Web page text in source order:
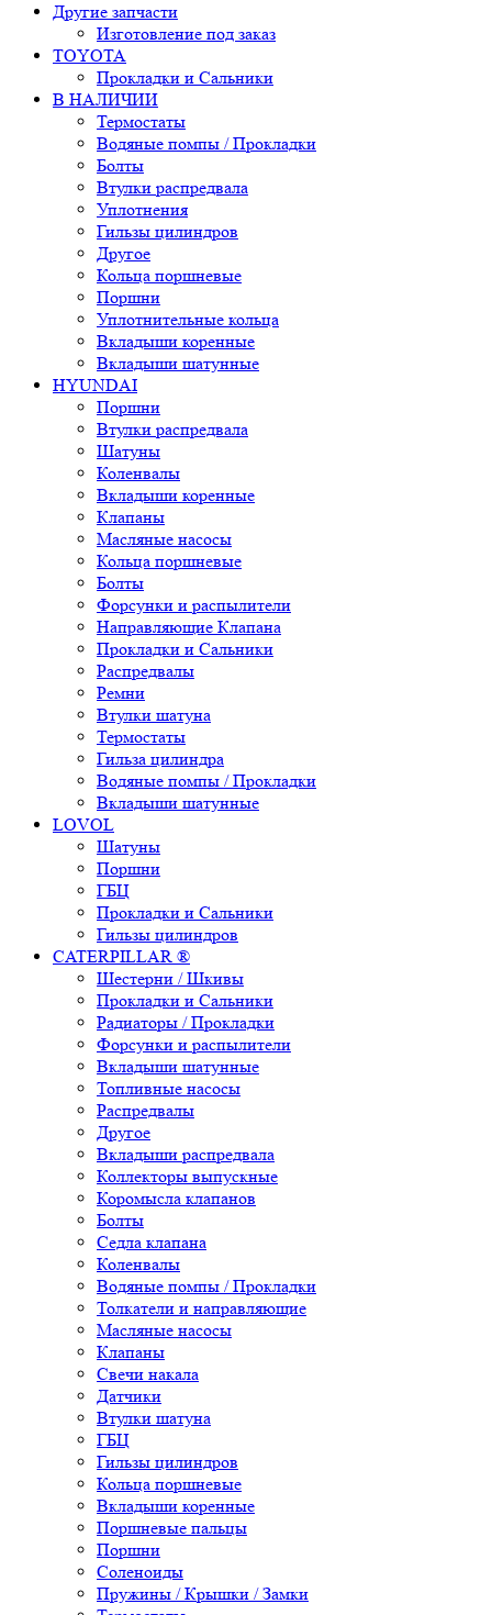
Другие запчасти
Изготовление под заказ
TOYOTA
Прокладки и Сальники
В НАЛИЧИИ
Термостаты
Водяные помпы / Прокладки
Болты
Втулки распредвала
Уплотнения
Гильзы цилиндров
Другое
Кольца поршневые
Поршни
Уплотнительные кольца
Вкладыши коренные
Вкладыши шатунные
HYUNDAI
Поршни
Втулки распредвала
Шатуны
Коленвалы
Вкладыши коренные
Клапаны
Масляные насосы
Кольца поршневые
Болты
Форсунки и распылители
Направляющие Клапана
Прокладки и Сальники
Распредвалы
Ремни
Втулки шатуна
Термостаты
Гильза цилиндра
Водяные помпы / Прокладки
Вкладыши шатунные
LOVOL
Шатуны
Поршни
ГБЦ
Прокладки и Сальники
Гильзы цилиндров
CATERPILLAR ®
Шестерни / Шкивы
Прокладки и Сальники
Радиаторы / Прокладки
Форсунки и распылители
Вкладыши шатунные
Топливные насосы
Распредвалы
Другое
Вкладыши распредвала
Коллекторы выпускные
Коромысла клапанов
Болты
Седла клапана
Коленвалы
Водяные помпы / Прокладки
Толкатели и направляющие
Масляные насосы
Клапаны
Свечи накала
Датчики
Втулки шатуна
ГБЦ
Гильзы цилиндров
Кольца поршневые
Вкладыши коренные
Поршневые пальцы
Поршни
Соленоиды
Пружины / Крышки / Замки